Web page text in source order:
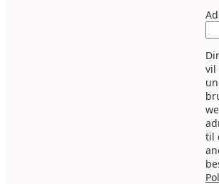
vil
til